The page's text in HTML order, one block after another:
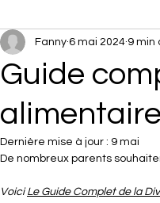
Guide
alimentaire
Fanny 6 mai 2024 9 min
Dernière mise à jour : 9 mai
De nombreux parents
Voici Le Guide Complet de la